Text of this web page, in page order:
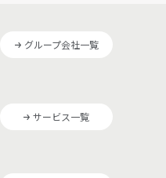
グループ会社一覧
サービス一覧